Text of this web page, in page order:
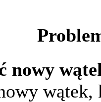
nowy